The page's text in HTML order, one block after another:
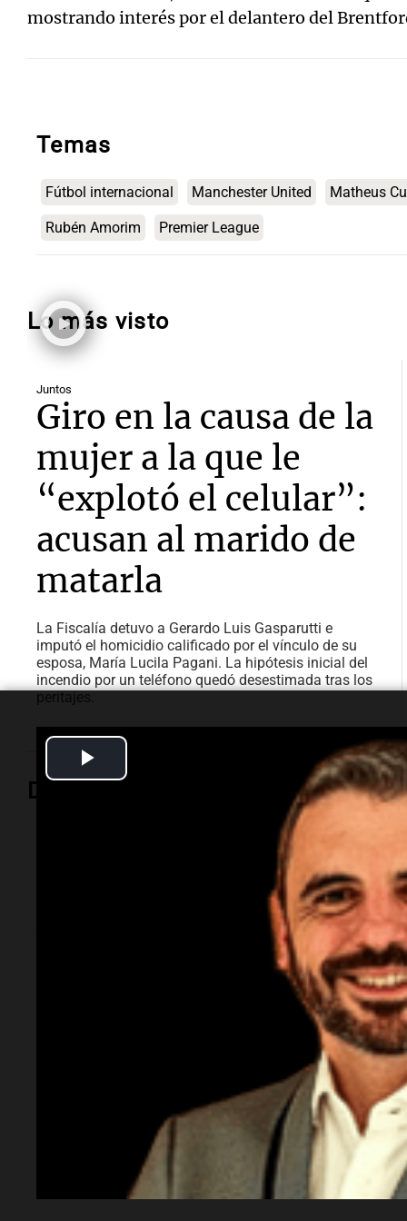
mostrando interés por el delantero del
Temas
Fútbol internacional Manchester United Matheus
Rubén Amorim Premier League
Lo más visto
Juntos
Giro en la causa de la
mujer a la que le
“explotó el celular”:
acusan al marido de
matarla
La Fiscalía detuvo a Gerardo Luis Gasparutti e
imputó el homicidio calificado por el vínculo de su
esposa, María Lucila Pagani. La hipótesis inicial del
incendio por un teléfono quedó desestimada tras los
peritajes.
Deportes
anunció al marfileño
Yan Diomande que se
convirtió en el fichaje
A un
fichaje
la
y del
Fútbol
La
por el
intento
torneos